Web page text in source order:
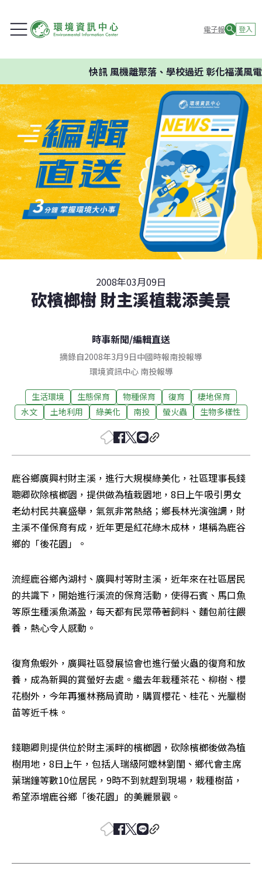
電子報 登入
快訊風機離聚落、學校過近 彰化福漢風電
2008年03月09日
砍檳榔樹 財主溪植栽添美景
時事新聞/編輯直送
摘錄自2008年3月9日中國時報南投報導
環境資訊中心 南投報導
生活環境 生態保育 物種保育 復育
棲地保育
水文
土地利用 綠美化 南投 螢火蟲 生物多樣性
鹿谷鄉廣興村財主溪，進行大規模綠美化，社區理事長錢
聰卿砍除檳榔園，提供做為植栽園地，8日上午吸引男女
老幼村民共襄盛舉，氣氛非常熱絡；鄉長林光演強調，財
主溪不僅保育有成，近年更是紅花綠木成林，堪稱為鹿谷
鄉的「後花園」。
流經鹿谷鄉內湖村、廣興村等財主溪，近年來在社區居民
的共識下，開始進行溪流的保育活動，使得石賓、馬口魚
等原生種溪魚滿盈，每天都有民眾帶著飼料、麵包前往餵
養，熱心令人感動。
復育魚蝦外，廣興社區發展協會也進行螢火蟲的復育和放
養，成為新興的賞螢好去處。繼去年栽種茶花、柳樹、櫻
花樹外，今年再獲林務局資助，購買櫻花、桂花、光臘樹
苗等近千株。
錢聰卿則提供位於財主溪畔的檳榔園，砍除檳榔後做為植
樹用地，8日上午，包括人瑞級阿嬤林劉閨、鄉代會主席
葉瑞鐘等數10位居民，9時不到就趕到現場，栽種樹苗，
希望添增鹿谷鄉「後花園」的美麗景觀。